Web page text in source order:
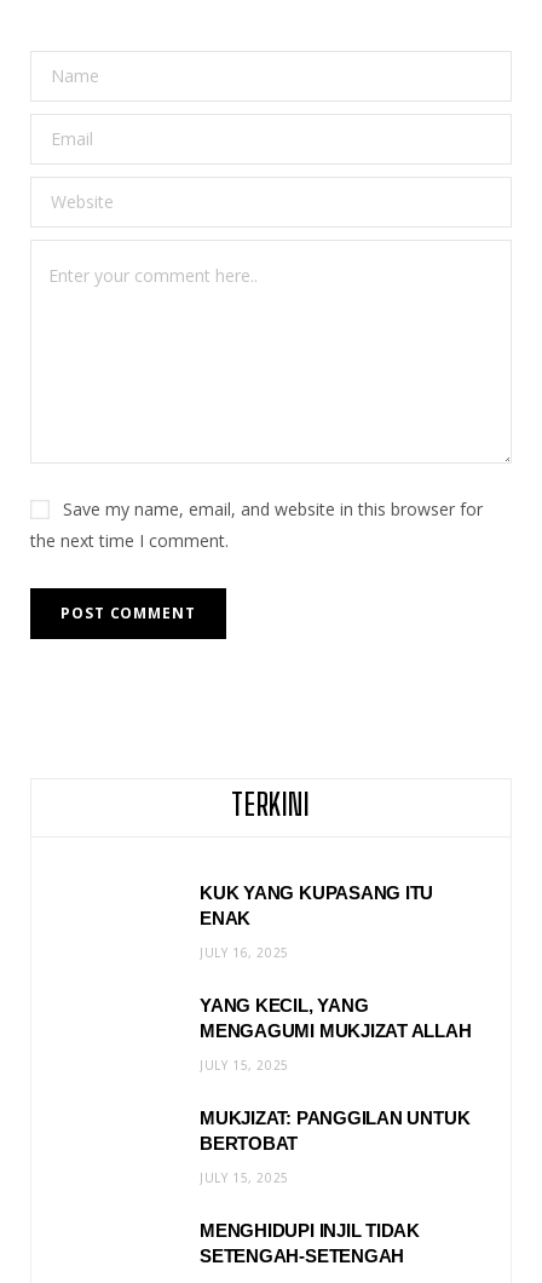
Save my name, email, and website in this browser for
the next time I comment.
TERKINI
KUK YANG KUPASANG ITU
ENAK
JULY 16, 2025
YANG KECIL, YANG
MENGAGUMI MUKJIZAT ALLAH
JULY 15, 2025
MUKJIZAT: PANGGILAN UNTUK
BERTOBAT
JULY 15, 2025
MENGHIDUPI INJIL TIDAK
SETENGAH-SETENGAH